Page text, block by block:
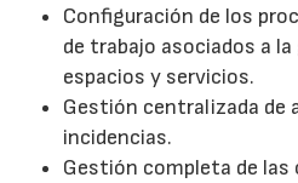
Configuración de los
de trabajo asociados a
espacios y servicios.
Gestión centralizada de
incidencias.
Gestión completa de las